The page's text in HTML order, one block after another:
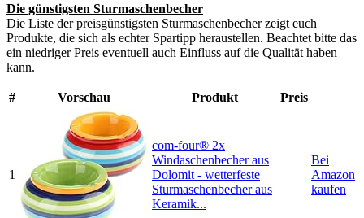
Die günstigsten Sturmaschenbecher
Die Liste der preisgünstigsten Sturmaschenbecher zeigt euch
Produkte, die sich als echter Spartipp heraustellen. Beachtet bitte das
ein niedriger Preis eventuell auch Einfluss auf die Qualität haben
kann.
# Vorschau Produkt Preis
1
com-four® 2x
Windaschenbecher aus
Dolomit - wetterfeste
Sturmaschenbecher aus
Keramik...
Bei
Amazon
kaufen